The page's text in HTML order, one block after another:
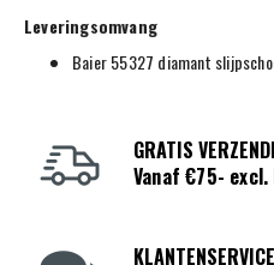
Leveringsomvang
Baier 55327 diamant
GRATIS
Vanaf €75- excl.
KLANTENSERVICE